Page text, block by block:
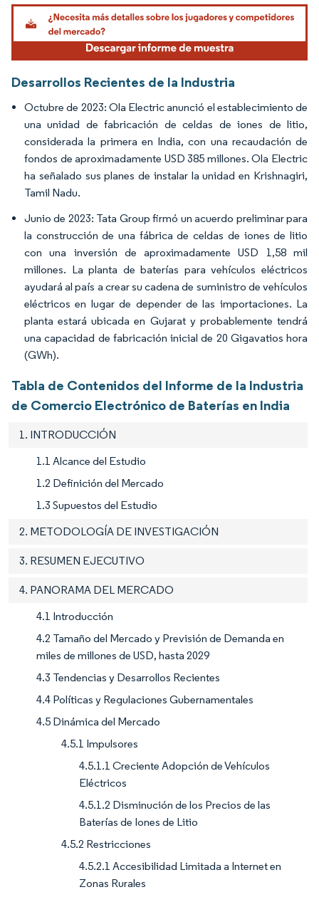
Imagen © Mordor Intelligence. El uso requiere atribución según CC BY 4.0.
Desarrollos Recientes de la Industria
Octubre de 2023: Ola Electric anunció el establecimiento de
una unidad de fabricación de celdas de iones de litio,
considerada la primera en India, con una recaudación de
fondos de aproximadamente USD 385 millones. Ola Electric
ha señalado sus planes de instalar la unidad en Krishnagiri,
Tamil Nadu.
Junio de 2023: Tata Group firmó un acuerdo preliminar para
la construcción de una fábrica de celdas de iones de litio
con una inversión de aproximadamente USD 1,58 mil
millones. La planta de baterías para vehículos eléctricos
ayudará al país a crear su cadena de suministro de vehículos
eléctricos en lugar de depender de las importaciones. La
planta estará ubicada en Gujarat y probablemente tendrá
una capacidad de fabricación inicial de 20 Gigavatios hora
(GWh).
Tabla de Contenidos del Informe de la Industria
de Comercio Electrónico de Baterías en India
1. INTRODUCCIÓN
1.1 Alcance del Estudio
1.2 Definición del Mercado
1.3 Supuestos del Estudio
2. METODOLOGÍA DE INVESTIGACIÓN
3. RESUMEN EJECUTIVO
4. PANORAMA DEL MERCADO
4.1 Introducción
4.2 Tamaño del Mercado y Previsión de Demanda en
miles de millones de USD, hasta 2029
4.3 Tendencias y Desarrollos Recientes
4.4 Políticas y Regulaciones Gubernamentales
4.5 Dinámica del Mercado
4.5.1 Impulsores
4.5.1.1 Creciente Adopción de Vehículos
Eléctricos
4.5.1.2 Disminución de los Precios de las
Baterías de Iones de Litio
4.5.2 Restricciones
4.5.2.1 Accesibilidad Limitada a Internet en
Zonas Rurales